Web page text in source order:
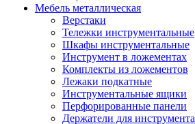
Мебель металлическая
Верстаки
Тележки инструментальные
Шкафы инструментальные
Инструмент в ложементах
Комплекты из ложементов
Лежаки подкатные
Инструментальные ящики
Перфорированные панели
Держатели для инструмента